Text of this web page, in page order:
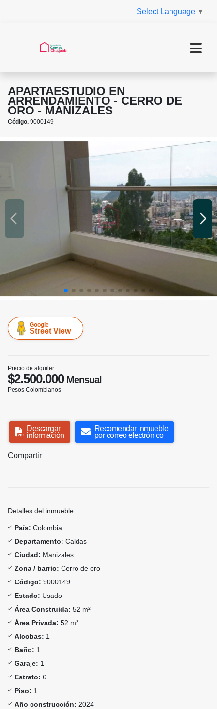
Select Language ▼
APARTAESTUDIO EN
ARRENDAMIENTO - CERRO DE
ORO - MANIZALES
Código. 9000149
Google
Street View
Precio de alquiler
$2.500.000Mensual
Pesos Colombianos
Descargar
información
Recomendar inmueble
por correo electrónico
Compartir
Detalles del inmueble :
País: Colombia
Departamento: Caldas
Ciudad: Manizales
Zona / barrio: Cerro de oro
Código: 9000149
Estado: Usado
Área Construida: 52 m²
Área Privada: 52 m²
Alcobas: 1
Baño: 1
Garaje: 1
Estrato: 6
Piso: 1
Año construcción: 2024